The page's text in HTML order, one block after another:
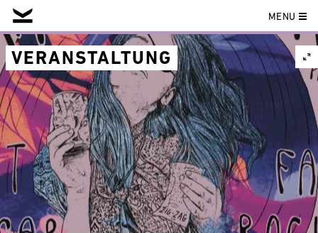
Skip
to
content
MENU
VERANSTALTUNG